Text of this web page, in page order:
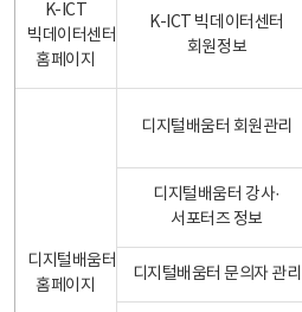
K-ICT
빅데이터센터
홈페이지
K-ICT 빅데이터센터
회원정보
디지털배움터
홈페이지
디지털배움터 회원관리
디지털배움터 강사·
서포터즈 정보
디지털배움터 문의자 관리